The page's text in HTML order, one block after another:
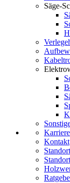
Säge-
Karriere
Kontakt